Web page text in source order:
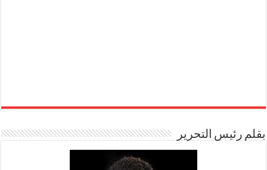
بقلم رئيس التحرير